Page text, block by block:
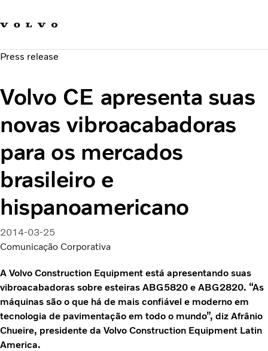
Carreira
Sustentabilidade e Segurança
Press release
Volvo CE apresenta suas
novas vibroacabadoras
para os mercados
brasileiro e
hispanoamericano
2014-03-25
Comunicação Corporativa
A Volvo Construction Equipment está apresentando suas
vibroacabadoras sobre esteiras ABG5820 e ABG2820. “As
máquinas são o que há de mais confiável e moderno em
tecnologia de pavimentação em todo o mundo”, diz Afrânio
Chueire, presidente da Volvo Construction Equipment Latin
America.